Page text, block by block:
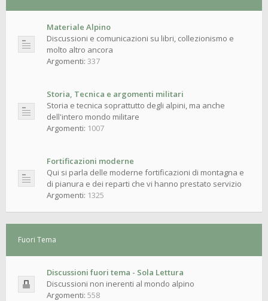
Materiale Alpino
Discussioni e comunicazioni su libri, collezionismo e
molto altro ancora
Argomenti: 337
Storia, Tecnica e argomenti militari
Storia e tecnica soprattutto degli alpini, ma anche
dell'intero mondo militare
Argomenti: 1007
Fortificazioni moderne
Qui si parla delle moderne fortificazioni di montagna e
di pianura e dei reparti che vi hanno prestato servizio
Argomenti: 1325
Fuori Tema
Discussioni fuori tema - Sola Lettura
Discussioni non inerenti al mondo alpino
Argomenti: 558